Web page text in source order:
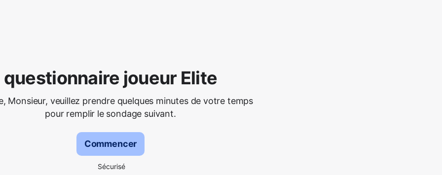
questionnaire joueur Elite
Monsieur, veuillez prendre quelques minutes de votre temps
pour remplir le sondage suivant.
Commencer
Sécurisé